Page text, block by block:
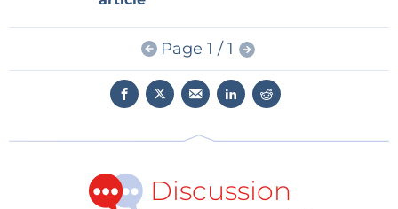
et se faire en plusieurs étapes si vous éteignez votre
Page 1 / 1
Discussion